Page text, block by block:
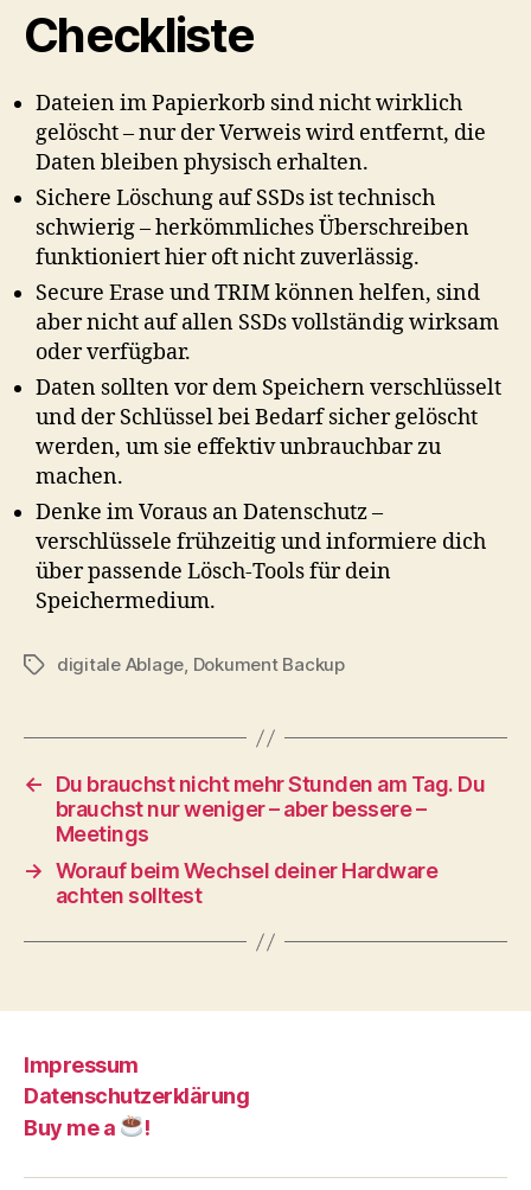
Checkliste
Dateien im Papierkorb sind nicht wirklich
gelöscht – nur der Verweis wird entfernt, die
Daten bleiben physisch erhalten.
Sichere Löschung auf SSDs ist technisch
schwierig – herkömmliches Überschreiben
funktioniert hier oft nicht zuverlässig.
Secure Erase und TRIM können helfen, sind
aber nicht auf allen SSDs vollständig wirksam
oder verfügbar.
Daten sollten vor dem Speichern verschlüsselt
und der Schlüssel bei Bedarf sicher gelöscht
werden, um sie effektiv unbrauchbar zu
machen.
Denke im Voraus an Datenschutz –
verschlüssele frühzeitig und informiere dich
über passende Lösch-Tools für dein
Speichermedium.
Schlagwörter
digitale Ablage, Dokument Backup
←
Du brauchst nicht mehr Stunden am Tag. Du
brauchst nur weniger – aber bessere –
Meetings
→ Worauf beim Wechsel deiner Hardware
achten solltest
Impressum
Datenschutzerklärung
Buy me a
!